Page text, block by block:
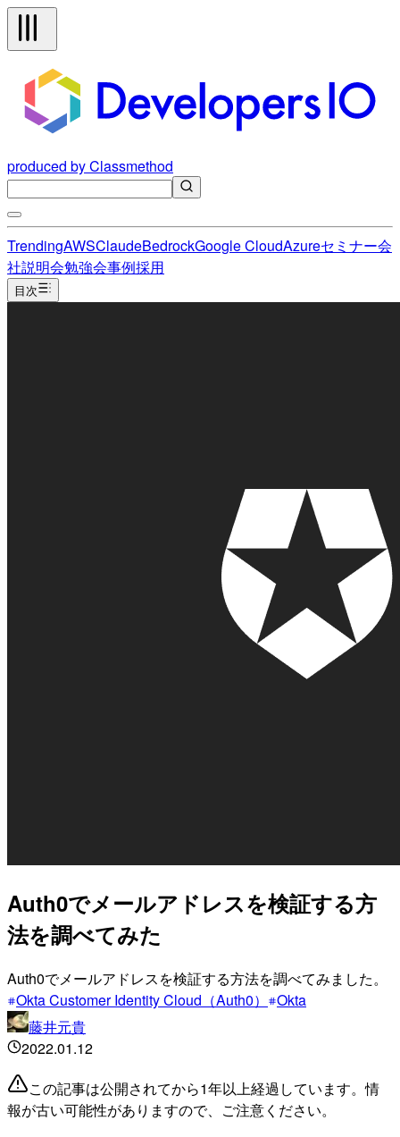
produced by Classmethod
TrendingAWSClaudeBedrockGoogle CloudAzureセミナー会
社説明会勉強会事例採用
目次
Auth0でメールアドレスを検証する方
法を調べてみた
Auth0でメールアドレスを検証する方法を調べてみました。
Okta Customer Identity Cloud（Auth0）
Okta
藤井元貴
2022.01.12
この記事は公開されてから1年以上経過しています。情
報が古い可能性がありますので、ご注意ください。